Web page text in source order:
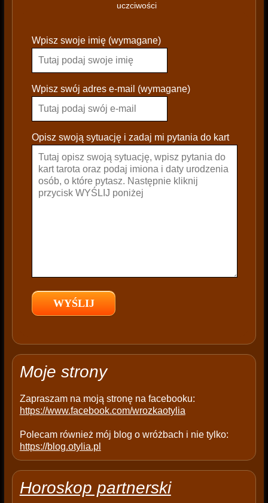
uczciwości
l
a
s
e
a
e
e
p
y
Wpisz swoje imię (wymagane)
Wpisz swój adres e-mail (wymagane)
Opisz swoją sytuację i zadaj mi pytania do kart
Moje strony
Zapraszam na moją stronę na facebooku:
https://www.facebook.com/wrozkaotylia
Polecam również mój blog o wróżbach i nie tylko:
https://blog.otylia.pl
Horoskop partnerski